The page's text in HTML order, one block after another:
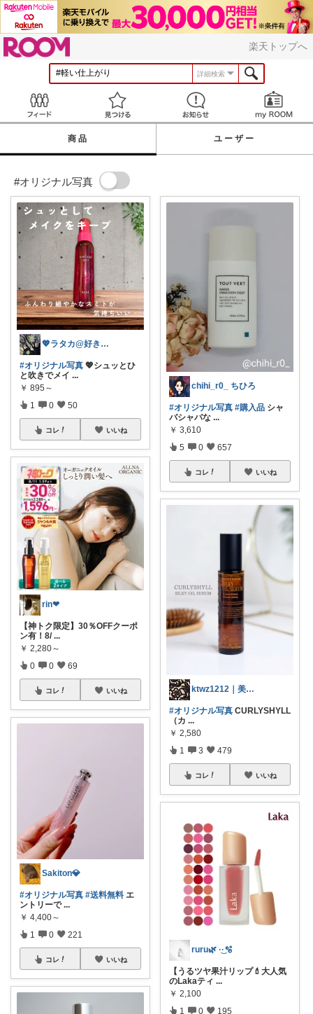
楽天トップへ
詳細検索
見つける お知らせ
商品 ユーザー
#オリジナル写真
💖ラタカ@好きなもので暮らしたい💖
#オリジナル写真 💖シュッとひ
と吹きでメイ ...
￥ 895～
1 0 50
コレ いいね
rin❤︎
【神トク限定】30％OFFクーポ
ン有！8/ ...
￥ 2,280～
0 0 69
コレ いいね
Sakiton💎
#オリジナル写真 #送料無料 エ
ントリーで ...
￥ 4,400～
1 0 221
コレ いいね
chihi_r0_ ちひろ
#オリジナル写真 #購入品 シャ
バシャバな ...
￥ 3,610
5 0 657
コレ いいね
ktwz1212｜美容好きROOM🫧
#オリジナル写真 CURLYSHYLL
（カ ...
￥ 2,580
1 3 479
コレ いいね
ruru🌿 ·͜·🫧
【うるツヤ果汁リップ💄大人気
のLakaティ ...
￥ 2,100
1 0 195